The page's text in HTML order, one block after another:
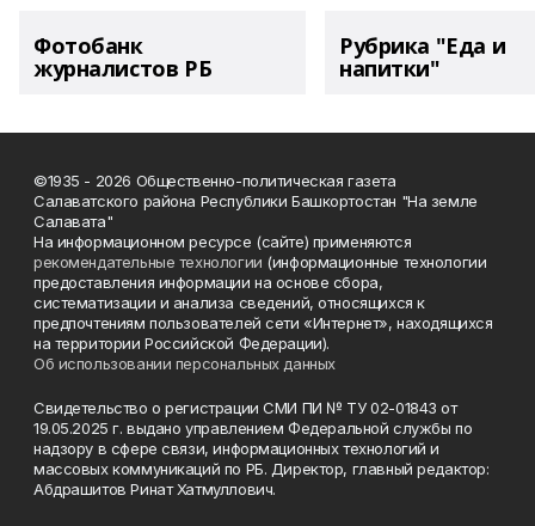
Фотобанк
журналистов РБ
Рубрика "Еда и
напитки"
©1935 - 2026 Общественно-политическая газета
Салаватского района Республики Башкортостан "На земле
Салавата"
На информационном ресурсе (сайте) применяются
рекомендательные технологии (информационные технологии
предоставления информации на основе сбора,
систематизации и анализа сведений, относящихся к
предпочтениям пользователей сети «Интернет», находящихся
на территории Российской Федерации).
Об использовании персональных данных
Свидетельство о регистрации СМИ ПИ № ТУ 02-01843 от
19.05.2025 г. выдано управлением Федеральной службы по
надзору в сфере связи, информационных технологий и
массовых коммуникаций по РБ. Директор, главный редактор:
Абдрашитов Ринат Хатмуллович.